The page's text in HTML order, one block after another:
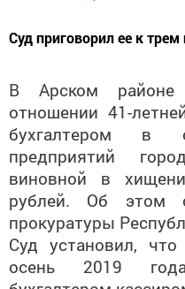
отношении 41-
бухгалтером в
предприятий
виновной в
рублей. Об этом
прокуратуры
Суд установил,
осень 2019
бухгалтером-